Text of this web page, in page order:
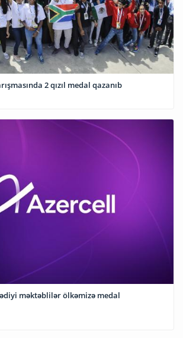
2 qızıl medal qazanıb
məktəblilər ölkəmizə medal